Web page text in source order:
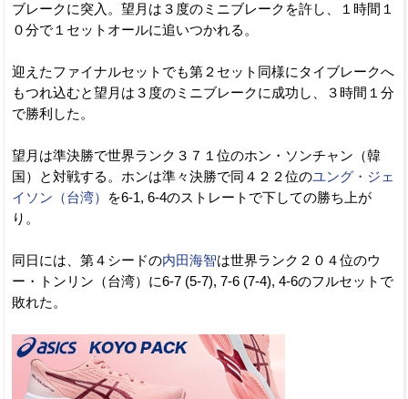
ブレークに突入。望月は３度のミニブレークを許し、１時間１
０分で１セットオールに追いつかれる。
迎えたファイナルセットでも第２セット同様にタイブレークへ
もつれ込むと望月は３度のミニブレークに成功し、３時間１分
で勝利した。
望月は準決勝で世界ランク３７１位のホン・ソンチャン（韓
国）と対戦する。ホンは準々決勝で同４２２位のユング・ジェ
イソン（台湾）
を6-1, 6-4のストレートで下しての勝ち上が
り。
同日には、第４シードの内田海智は世界ランク２０４位のウ
ー・トンリン（台湾）に6-7 (5-7), 7-6 (7-4), 4-6のフルセットで
敗れた。